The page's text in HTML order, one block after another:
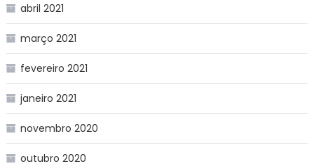
abril 2021
março 2021
fevereiro 2021
janeiro 2021
novembro 2020
outubro 2020